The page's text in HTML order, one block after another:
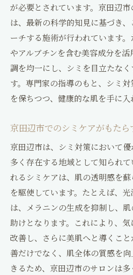
が必要とされています。京田辺
は、最新の科学的知見に基づき
ーチする施術が行われています
やアルブチンを含む美容成分を
調を均一にし、シミを目立たな
す。専門家の指導のもと、シミ
を保ちつつ、健康的な肌を手に入
京田辺市でのシミケアがもたら
京田辺市は、シミ対策において
多く存在する地域として知られ
れるシミケアは、肌の透明感を
を駆使しています。たとえば、
は、メラニンの生成を抑制し、
助けとなります。これにより、
改善し、さらに美肌へと導くこ
善だけでなく、肌全体の質感を
きるため、京田辺市のサロンは